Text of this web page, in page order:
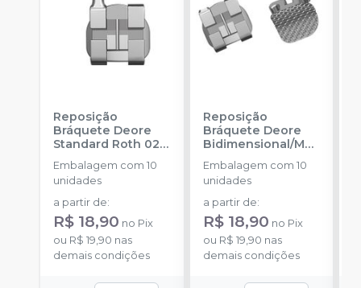
Reposição
Bráquete Deore
Standard Roth 022
INFINITY
ORTHODONTICS
Embalagem com 10
unidades
a partir de:
R$ 18,90 no Pix
ou R$ 19,90 nas
demais condições
Reposição
Bráquete Deore
Bidimensional/MB
T 018
ORTHODONTICS
Embalagem com 10
unidades
a partir de:
R$ 18,90 no Pix
ou R$ 19,90 nas
demais condições